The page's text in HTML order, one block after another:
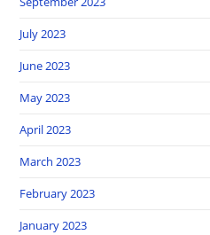
July 2023
June 2023
May 2023
April 2023
March 2023
February 2023
January 2023